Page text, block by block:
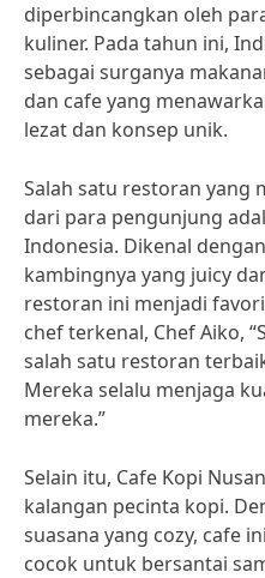
diperbincangkan oleh
kuliner. Pada tahun ini,
sebagai surganya
dan cafe yang
lezat dan konsep unik.
Salah satu restoran yang
dari para pengunjung
Indonesia. Dikenal
kambingnya yang juicy
restoran ini menjadi
chef terkenal, Chef Aiko,
salah satu restoran
Mereka selalu menjaga
mereka.”
Selain itu, Cafe Kopi
kalangan pecinta kopi.
suasana yang cozy, cafe
cocok untuk bersantai